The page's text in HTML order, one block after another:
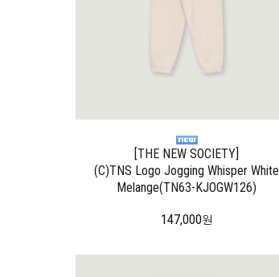
[THE NEW SOCIETY]
(C)TNS Logo Jogging Whisper White
Melange(TN63-KJOGW126)
147,000원